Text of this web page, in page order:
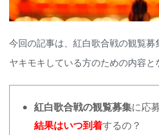
今回の記事は、紅白歌合戦の観覧募
ヤキモキしている方のための内容と
紅白歌合戦の観覧募集に応
結果はいつ到着するの？